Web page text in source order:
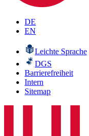
DE
EN
Leichte Sprache
DGS
Barrierefreiheit
Intern
Sitemap